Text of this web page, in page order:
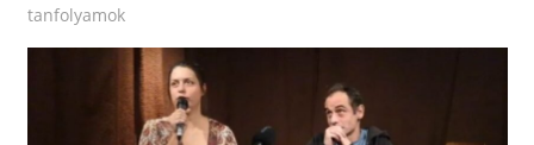
tanfolyamok